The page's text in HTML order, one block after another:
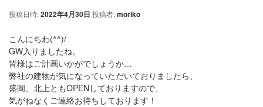
投稿日時:2022年4月30日 投稿者:moriko
こんにちわ(^^)/
GW入りましたね。
皆様はご計画いかがでしょうか…
弊社の建物が気になっていただいておりましたら、
盛岡、北上ともOPENしておりますので、
気がねなくご連絡お待ちしております！